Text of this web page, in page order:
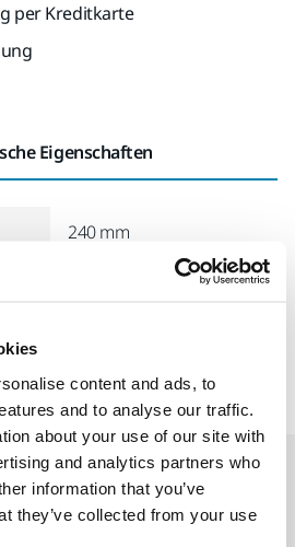
content and ads, to
and to analyse our traffic.
about your use of our site with
and analytics partners who
information that you’ve
they’ve collected from your use
per Kreditkarte
Eigenschaften
240 mm
& Zubehör